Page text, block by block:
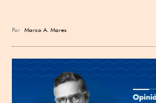
Por Marco A. Mares